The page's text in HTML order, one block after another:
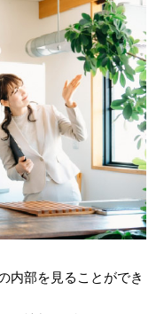
内部を見ることができ